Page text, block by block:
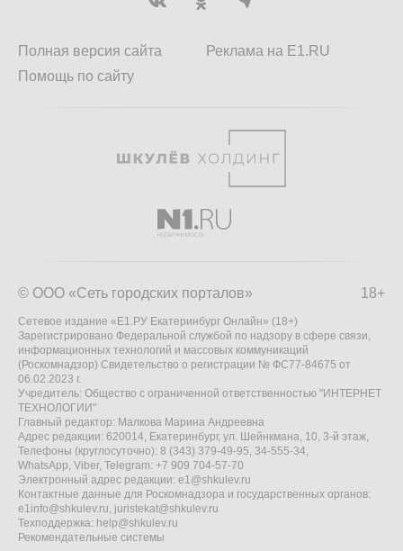
Полная версия сайта
Помощь по сайту
Реклама на E1.RU
18+
© ООО «Сеть городских порталов»
Сетевое издание «Е1.РУ Екатеринбург Онлайн» (18+)
Зарегистрировано Федеральной службой по надзору в сфере связи,
информационных технологий и массовых коммуникаций
(Роскомнадзор) Свидетельство о регистрации № ФС77-84675 от
06.02.2023 г.
Учредитель: Общество с ограниченной ответственностью "ИНТЕРНЕТ
ТЕХНОЛОГИИ"
Главный редактор: Малкова Марина Андреевна
Адрес редакции: 620014, Екатеринбург, ул. Шейнкмана, 10, 3-й этаж,
Телефоны (круглосуточно): 8 (343) 379-49-95, 34-555-34,
WhatsApp, Viber, Telegram: +7 909 704-57-70
Электронный адрес редакции: e1@shkulev.ru
Контактные данные для Роскомнадзора и государственных органов:
e1info@shkulev.ru, juristekat@shkulev.ru
Техподдержка: help@shkulev.ru
Рекомендательные системы